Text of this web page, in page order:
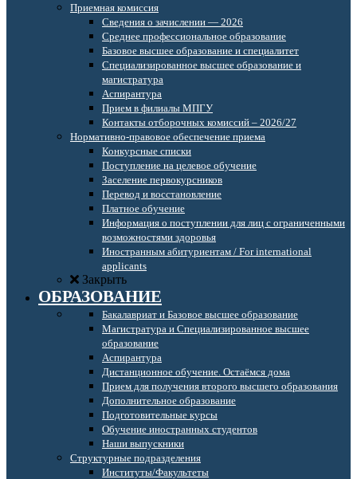
Приемная комиссия
Сведения о зачислении — 2026
Среднее профессиональное образование
Базовое высшее образование и специалитет
Специализированное высшее образование и
магистратура
Аспирантура
Прием в филиалы МПГУ
Контакты отборочных комиссий – 2026/27
Нормативно-правовое обеспечение приема
Конкурсные списки
Поступление на целевое обучение
Заселение первокурсников
Перевод и восстановление
Платное обучение
Информация о поступлении для лиц с ограниченными
возможностями здоровья
Иностранным абитуриентам / For international
applicants
Закрыть
ОБРАЗОВАНИЕ
Бакалавриат и Базовое высшее образование
Магистратура и Специализированное высшее
образование
Аспирантура
Дистанционное обучение. Остаёмся дома
Прием для получения второго высшего образования
Дополнительное образование
Подготовительные курсы
Обучение иностранных студентов
Наши выпускники
Структурные подразделения
Институты/Факультеты